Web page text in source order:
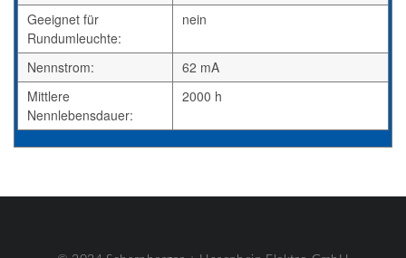
Geeignet für
Rundumleuchte:
nein
Nennstrom:
62 mA
Mittlere
Nennlebensdauer:
2000 h